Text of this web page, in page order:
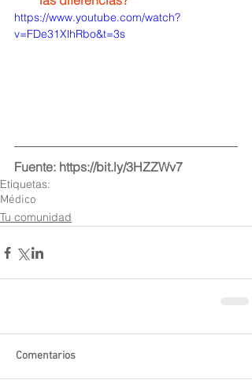
https://www.youtube.com/watch?
v=FDe31XlhRbo&t=3s
Fuente: https://bit.ly/3HZZWv7
Etiquetas:
Médico
Tu comunidad
Comentarios